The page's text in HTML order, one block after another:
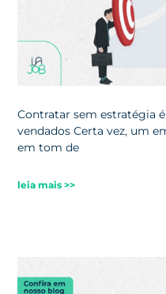
Contratar sem estratégia
vendados Certa vez, um
em tom de
leia mais >>